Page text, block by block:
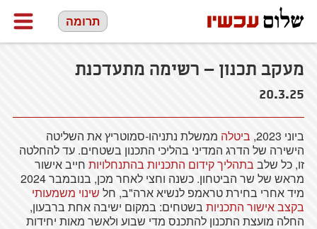
תרומה
מעקב תכנון – רשימה מתעדכנת
20.3.25
ביוני 2023, ביטלה ממשלת נתניהו-סמוטריץ את השליטה
הישירה של הדרג המדיני בהליכי התכנון בשטחים. עד להחלטה
זו, כל שלב בתהליך קידום התכניות בהתנחלויותחייב אישור
מראש של שר הביטחון. כשנה וחצי לאחר מכן, בנובמבר 2024
מיד אחרי בחירת טראמפ לנשיא ארה"ב, חל שינוי משמעותי
בקצב אישור התכניותבשטחים: במקום ישיבה אחת ברבעון,
החלה מועצת התכנון להתכנס מדי שבוע ולאשר מאות יחידות